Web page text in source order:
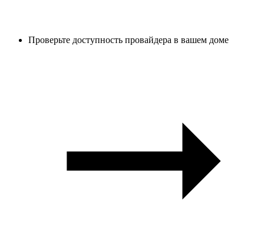
Проверьте доступность провайдера в вашем доме